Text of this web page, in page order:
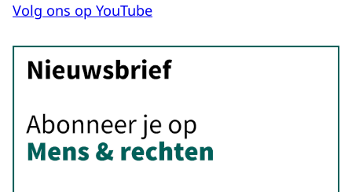
Volg ons op YouTube